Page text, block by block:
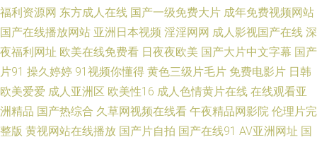
片 成人精品 成人综合婷婷国产精品 老湿机福利院 男人黄色网 欧洲肏逼 密挑
免费版官网入口 久久大香蕉伊人 国产在线91不卡 高清无码免费干 国产精品
欧美亚洲国产 欧美孕妇日P视频 微拍足交福利 91色软件 无码欧美一区 久草
视综合楼 91精东福利片 欧韩美日综合 91黄色网入口 后入网站 国产av网站
福利资源网 东方成人在线 国产一级免费大片 成年免费视频网站
国产在线播放网站 亚洲日本视频 淫淫网网 成人影视国产在线 深
夜福利网址 欧美在线免费看 日夜夜欧美 国产大片中文字幕 国产
片91 操久婷婷 91视频你懂得 黄色三级片毛片 免费电影片 日韩
欧美爱爱 成人亚洲区 欧美性16 成人色情黄片在线 在线观看亚
洲精品 国产热综合 久草网视频在线看 午夜精品网影院 伦理片完
整版 黄视网站在线播放 国产片自拍 国产在线91 AV亚洲网址 国